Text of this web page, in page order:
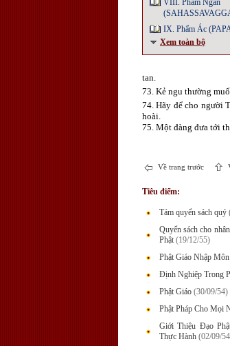
VIII. Phẩm Ngàn
IX. Phẩm Ác
Xem toàn bộ
tan.
73. Kẻ ngu thường
74. Hãy để cho người
hoài.
75. Một đàng đưa tới
Về trang trước
Tiêu điểm:
Tám quyển sách quý
Quyển sách cho
Phật (19/12/55)
Phật Giáo Nhập Môn
Định Nghiệp Trong
Phật Giáo (30/09/54)
Phật Pháp Cho Mọi
Giới Thiệu Đạo
Thực Hành (02/09/